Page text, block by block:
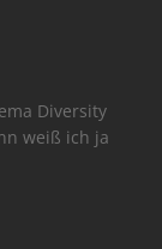
Diversity
weiß ich ja